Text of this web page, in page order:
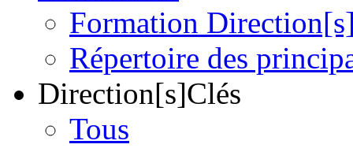
Formation
Répertoire des
Direction[s]Clés
Tous